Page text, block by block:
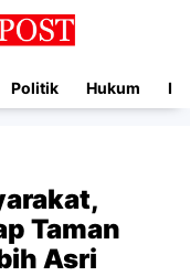
Politik Hukum
Taman
Asri